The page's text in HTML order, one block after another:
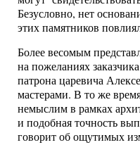
Безусловно, нет
этих памятников
Более весомым
на пожеланиях
патрона царевича
мастерами. В то же
немыслим в рамках
и подобная точность
говорит об ощутимых